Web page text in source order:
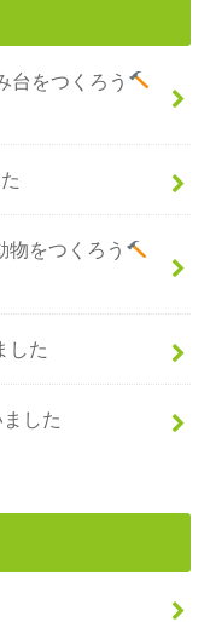
台をつくろう
をつくろう
した
した